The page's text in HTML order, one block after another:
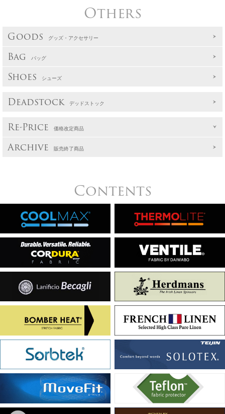
Others
Goods グッズ・アクセサリー
Bag バッグ
Shoes シューズ
Deadstock デッドストック
Re-Price 価格改定商品
Archive 販売終了商品
Contents